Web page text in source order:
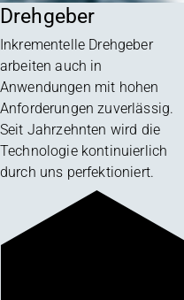
Drehgeber
Inkrementelle Drehgeber
arbeiten auch in
Anwendungen mit hohen
Anforderungen zuverlässig.
Seit Jahrzehnten wird die
Technologie kontinuierlich
durch uns perfektioniert.